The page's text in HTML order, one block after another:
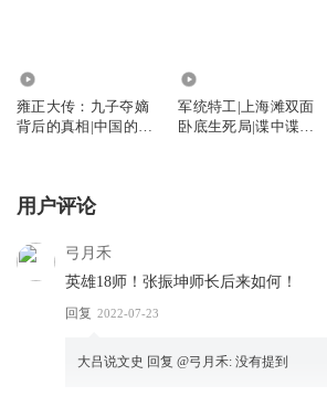
雍正大传：九子夺嫡
背后的真相|中国的独
军统特工|上海滩双面
卧底生死局|谍中谍
用户评论
弓月禾
英雄18师！张振坤师长后来如何！
回复 2022-07-23
大吕说文史 回复 @弓月禾: 没有提到